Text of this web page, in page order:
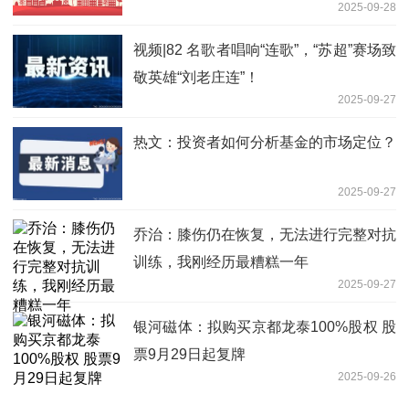
2025-09-28
视频|82 名歌者唱响“连歌”，“苏超”赛场致
敬英雄“刘老庄连”！
2025-09-27
热文：投资者如何分析基金的市场定位？
2025-09-27
乔治：膝伤仍在恢复，无法进行完整对抗
训练，我刚经历最糟糕一年
2025-09-27
银河磁体：拟购买京都龙泰100%股权 股
票9月29日起复牌
2025-09-26